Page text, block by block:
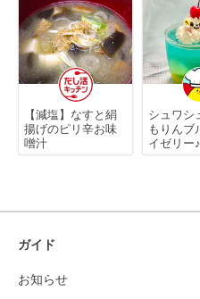
【減塩】なすと絹
揚げのピリ辛お味
噌汁
シュワシ
もりんブ
イゼリー♪
ガイド
お知らせ